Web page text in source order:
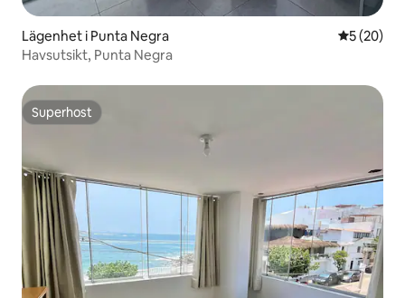
Lägenhet i Punta Negra 5 av 5 i
5 (20)
Havsutsikt, Punta Negra
Superhost
Superhost